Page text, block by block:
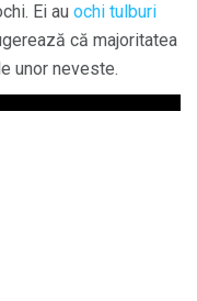
Ei au ochi tulburi
că majoritatea
unor neveste.